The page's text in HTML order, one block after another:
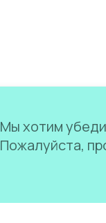
Мы хотим
Пожалуйста,